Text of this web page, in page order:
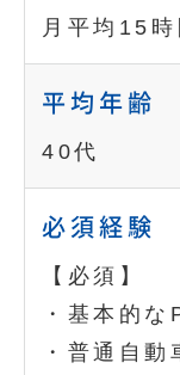
月平均15時
平均年齢
40代
必須経験
【必須】
・基本的
・普通自